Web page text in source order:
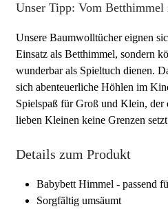
Unser Tipp: Vom Betthimmel
Unsere Baumwolltücher eignen
Einsatz als Betthimmel, sondern
wunderbar als Spieltuch dienen.
sich abenteuerliche Höhlen im
Spielspaß für Groß und Klein, der
lieben Kleinen keine Grenzen
Details zum Produkt
Babybett Himmel - passend
Sorgfältig umsäumt